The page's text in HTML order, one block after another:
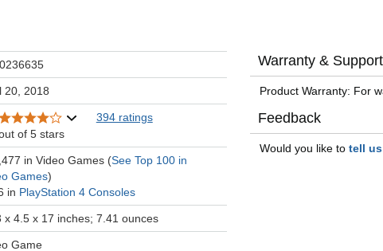
20, 2018
394 ratings
of 5 stars
in Video Games (See Top 100 in
Games)
in PlayStation 4 Consoles
x 4.5 x 17 inches; 7.41 ounces
Game
Warranty & Support
Product Warranty: For
Feedback
Would you like totell